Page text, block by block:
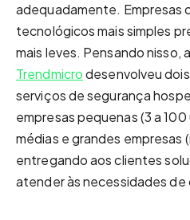
adequadamente. Empresas
tecnológicos mais simples
mais leves. Pensando nisso,
Trendmicrodesenvolveu
serviços de segurança
empresas pequenas (3 a
médias e grandes empresas
entregando aos clientes
atender às necessidades de